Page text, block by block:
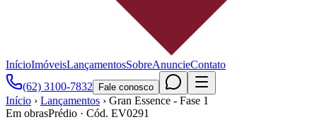
InícioImóveisLançamentosSobreAnuncieContato
(62) 3100-7832
Fale conosco
Início › Lançamentos › Gran Essence - Fase 1
Em obrasPrédio · Cód. EV0291